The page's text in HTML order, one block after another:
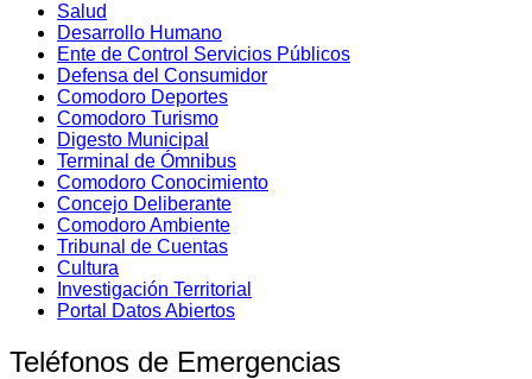
Salud
Desarrollo Humano
Ente de Control Servicios Públicos
Defensa del Consumidor
Comodoro Deportes
Comodoro Turismo
Digesto Municipal
Terminal de Ómnibus
Comodoro Conocimiento
Concejo Deliberante
Comodoro Ambiente
Tribunal de Cuentas
Cultura
Investigación Territorial
Portal Datos Abiertos
Teléfonos de Emergencias